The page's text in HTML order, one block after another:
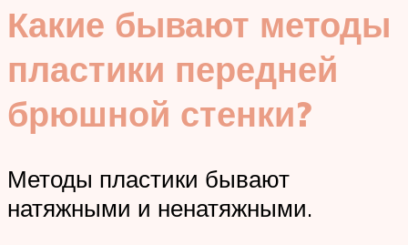
Какие бывают методы
пластики передней
брюшной стенки?
Методы пластики бывают
натяжными и ненатяжными.